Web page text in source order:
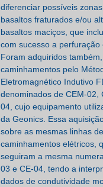
diferenciar possíveis
basaltos fraturados e/ou
basaltos maciços, que
com sucesso a perfuração
Foram adquiridos
caminhamentos pelo
Eletromagnético Indutivo
denominados de CEM-02,
04, cujo equipamento
da Geonics. Essa
sobre as mesmas linhas
caminhamentos elétricos,
seguiram a mesma
03 e CE-04, tendo a
dados de condutividade